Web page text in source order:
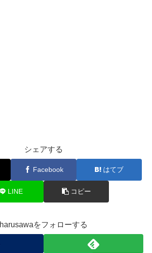
シェアする
Facebook はてブ
LINE コピー
harusawaをフォローする